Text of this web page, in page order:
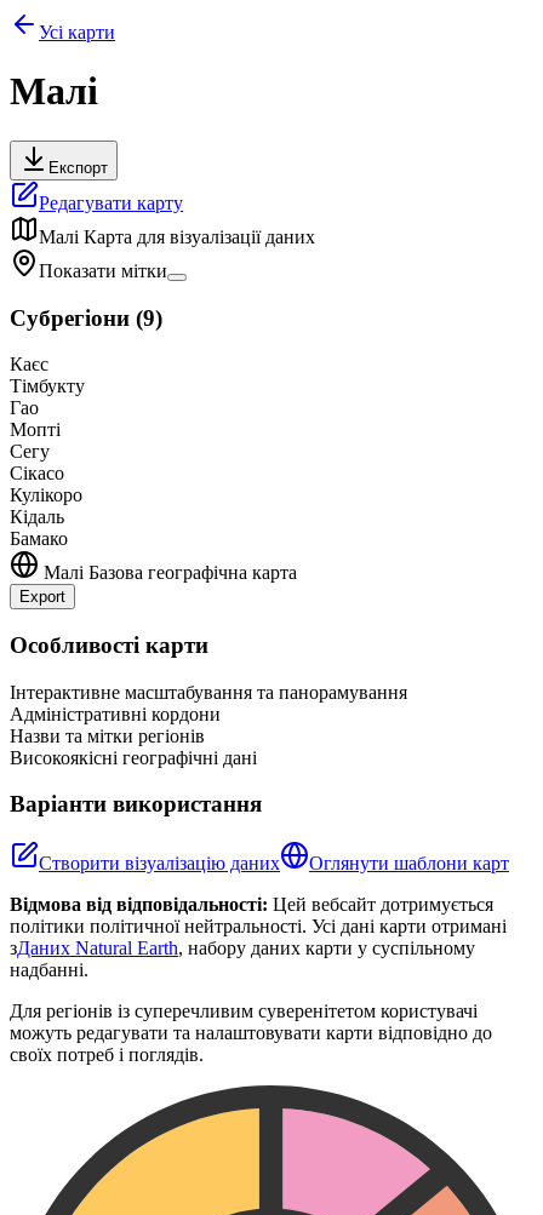
Усі карти
Малі
Експорт
Редагувати карту
Малі Карта для візуалізації даних
Показати мітки
Субрегіони (9)
Каєс
Тімбукту
Гао
Мопті
Сегу
Сікасо
Кулікоро
Кідаль
Бамако
Малі Базова географічна карта
Export
+
Особливості карти
Інтерактивне масштабування та панорамування
Адміністративні кордони
Назви та мітки регіонів
Високоякісні географічні дані
Варіанти використання
Створити візуалізацію даних
Оглянути шаблони карт
Відмова від відповідальності: Цей вебсайт дотримується
політики політичної нейтральності. Усі дані карти отримані
зДаних Natural Earth, набору даних карти у суспільному
надбанні.
Для регіонів із суперечливим суверенітетом користувачі
можуть редагувати та налаштовувати карти відповідно до
своїх потреб і поглядів.